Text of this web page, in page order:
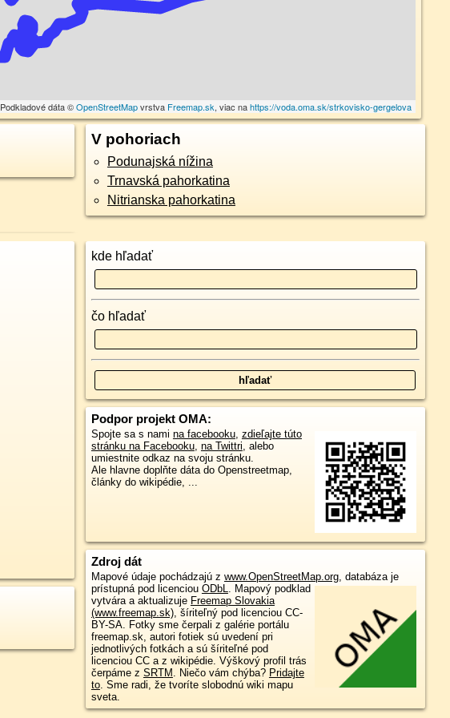
Podkladové dáta ©OpenStreetMapvrstva Freemap.sk, viac nahttps://voda.oma.sk/strkovisko-gergelova
V pohoriach
Podunajská nížina
Trnavská pahorkatina
Nitrianska pahorkatina
kde hľadať
čo hľadať
Podpor projekt OMA:
Spojte sa s nami na facebooku, zdieľajte túto
stránku na Facebooku, na Twittri, alebo
umiestnite odkaz na svoju stránku.
Ale hlavne doplňte dáta do Openstreetmap,
články do wikipédie, ...
Zdroj dát
Mapové údaje pochádzajú z www.OpenStreetMap.org, databáza je
prístupná pod licenciou ODbL. Mapový podklad
vytvára a aktualizuje Freemap Slovakia
(www.freemap.sk), šíriteľný pod licenciou CC-
BY-SA. Fotky sme čerpali z galérie portálu
freemap.sk, autori fotiek sú uvedení pri
jednotlivých fotkách a sú šíriteľné pod
licenciou CC a z wikipédie. Výškový profil trás
čerpáme z SRTM . Niečo vám chýba? Pridajte
to. Sme radi, že tvoríte slobodnú wiki mapu
sveta.